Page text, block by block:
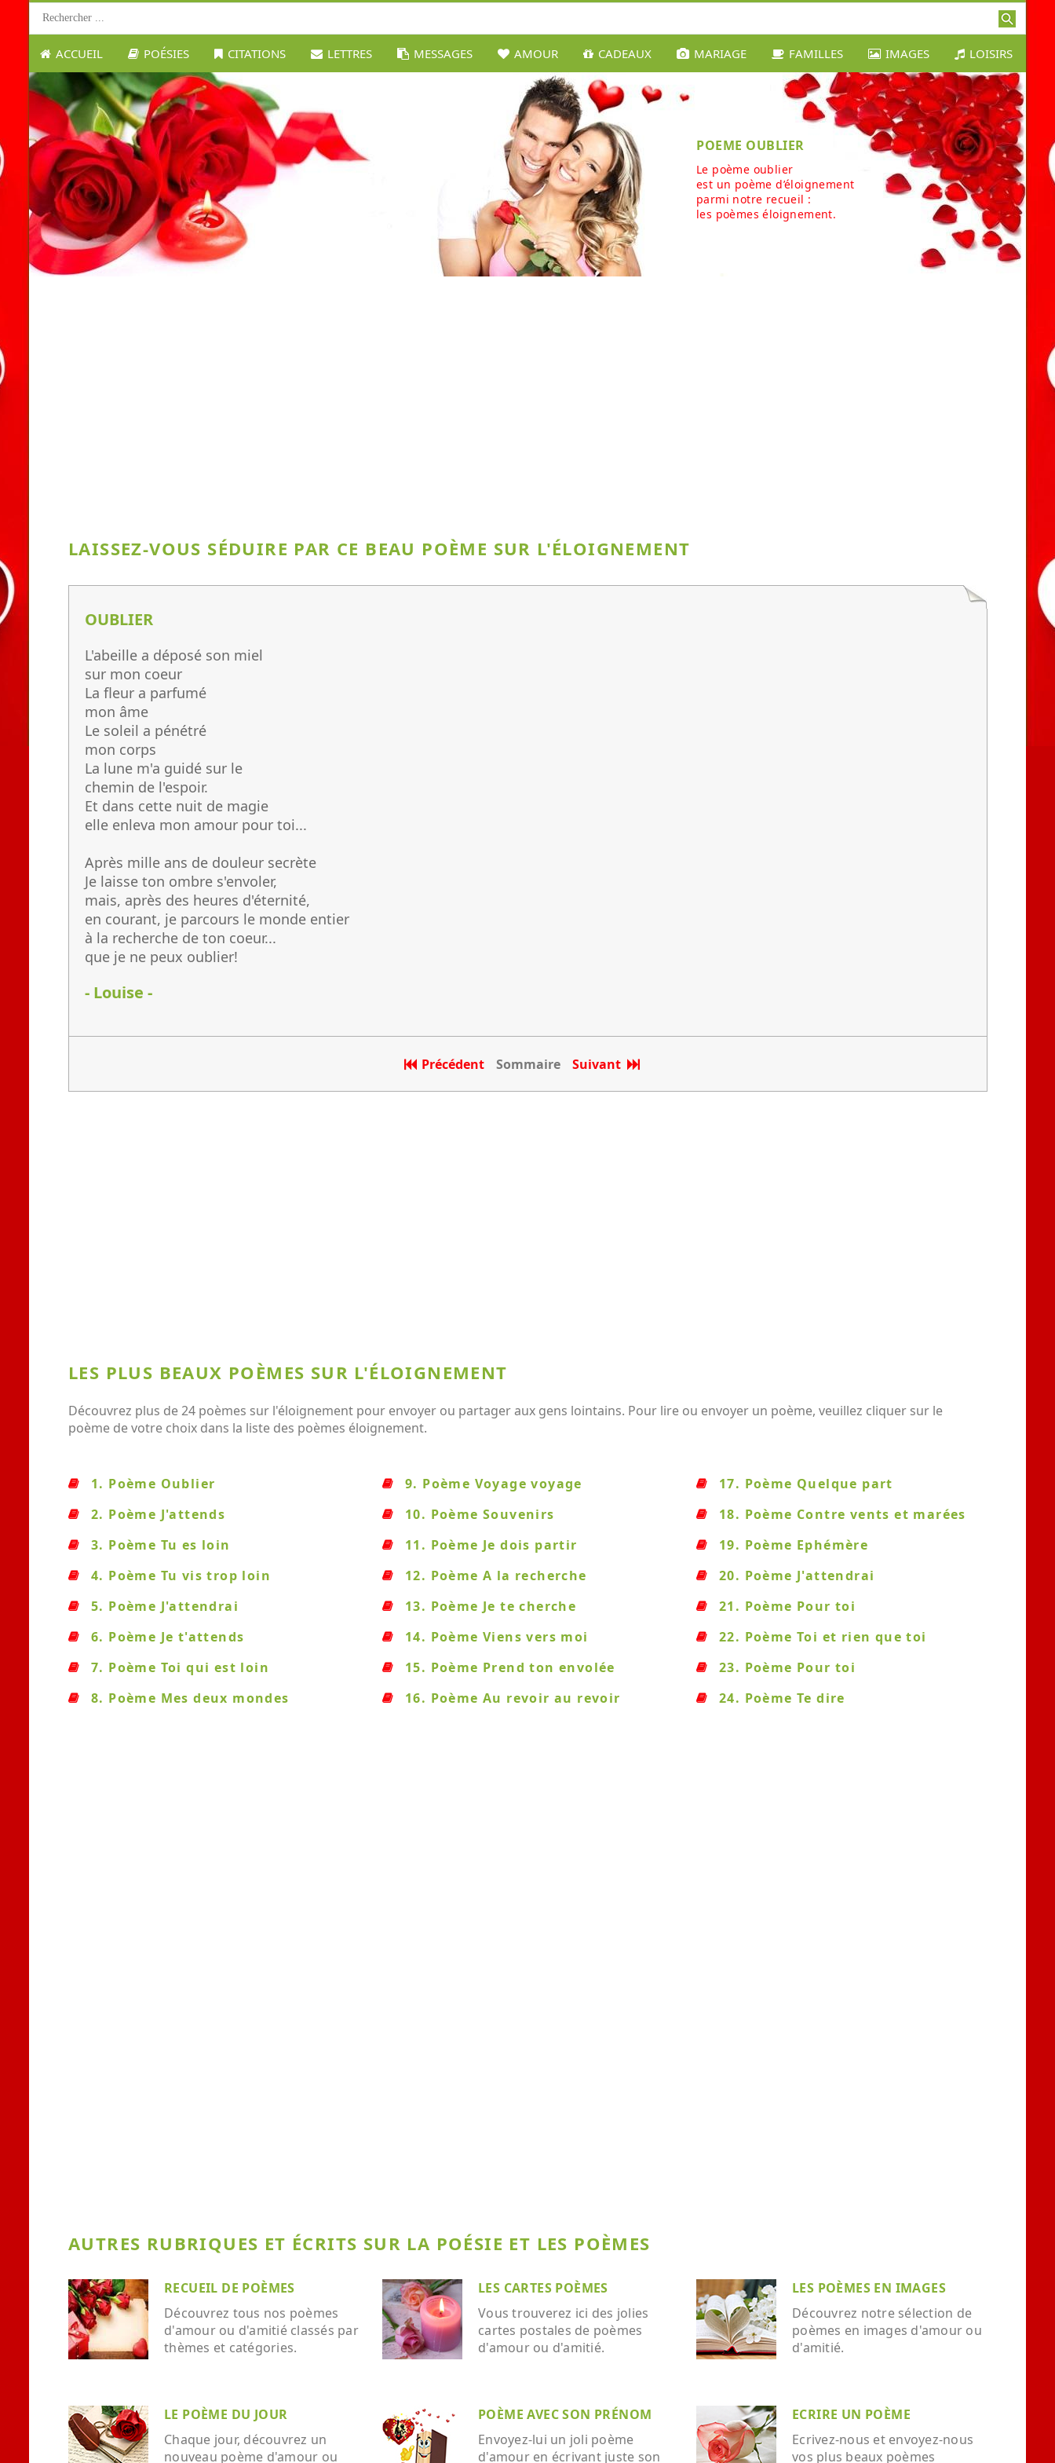
ACCUEIL POÉSIES CITATIONS LETTRES MESSAGES AMOUR CADEAUX MARIAGE FAMILLES IMAGES LOISIRS
POEME OUBLIER
Le poème oublier
est un poème d’éloignement
parmi notre recueil :
les poèmes éloignement.
LAISSEZ-VOUS SÉDUIRE PAR CE BEAU POÈME SUR L'ÉLOIGNEMENT
OUBLIER
L'abeille a déposé son miel
sur mon coeur
La fleur a parfumé
mon âme
Le soleil a pénétré
mon corps
La lune m'a guidé sur le
chemin de l'espoir.
Et dans cette nuit de magie
elle enleva mon amour pour toi...
Après mille ans de douleur secrète
Je laisse ton ombre s'envoler,
mais, après des heures d'éternité,
en courant, je parcours le monde entier
à la recherche de ton coeur...
que je ne peux oublier!
- Louise -
Précédent Sommaire Suivant
LES PLUS BEAUX POÈMES SUR L'ÉLOIGNEMENT
Découvrez plus de 24 poèmes sur l'éloignement pour envoyer ou partager aux gens lointains. Pour lire ou envoyer un poème, veuillez cliquer sur le
poème de votre choix dans la liste des poèmes éloignement.
1. Poème Oublier
2. Poème J'attends
3. Poème Tu es loin
4. Poème Tu vis trop loin
5. Poème J'attendrai
6. Poème Je t'attends
7. Poème Toi qui est loin
8. Poème Mes deux mondes
9. Poème Voyage voyage
10. Poème Souvenirs
11. Poème Je dois partir
12. Poème A la recherche
13. Poème Je te cherche
14. Poème Viens vers moi
15. Poème Prend ton envolée
16. Poème Au revoir au revoir
17. Poème Quelque part
18. Poème Contre vents et marées
19. Poème Ephémère
20. Poème J'attendrai
21. Poème Pour toi
22. Poème Toi et rien que toi
23. Poème Pour toi
24. Poème Te dire
AUTRES RUBRIQUES ET ÉCRITS SUR LA POÉSIE ET LES POÈMES
RECUEIL DE POÈMES
Découvrez tous nos poèmes
d'amour ou d'amitié classés par
thèmes et catégories.
LES CARTES POÈMES
Vous trouverez ici des jolies
cartes postales de poèmes
d'amour ou d'amitié.
LES POÈMES EN IMAGES
Découvrez notre sélection de
poèmes en images d'amour ou
d'amitié.
LE POÈME DU JOUR
Chaque jour, découvrez un
nouveau poème d'amour ou
POÈME AVEC SON PRÉNOM
Envoyez-lui un joli poème
d'amour en écrivant juste son
ECRIRE UN POÈME
Ecrivez-nous et envoyez-nous
vos plus beaux poèmes